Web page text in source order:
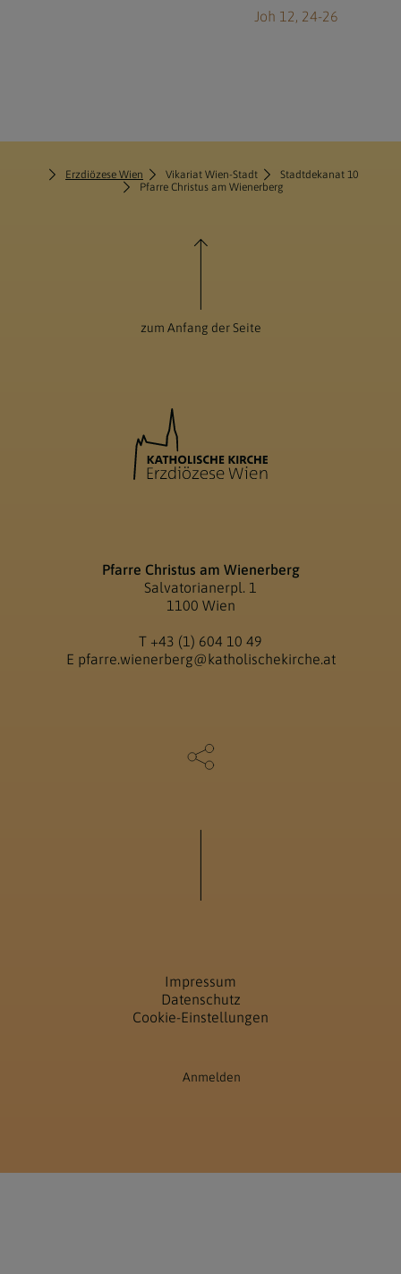
Joh 12, 24-26
Erzdiözese Wien Vikariat Wien-Stadt
Stadtdekanat 10
Pfarre Christus am Wienerberg
zum Anfang der Seite
Pfarre Christus am Wienerberg
Salvatorianerpl. 1
1100 Wien
T +43 (1) 604 10 49
E pfarre.wienerberg@katholischekirche.at
Impressum
Datenschutz
Cookie-Einstellungen
Anmelden